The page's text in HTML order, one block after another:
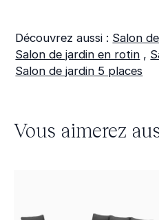
Découvrez aussi : Salon
Salon de jardin en rotin ,
Salon de jardin 5 places
Vous aimerez